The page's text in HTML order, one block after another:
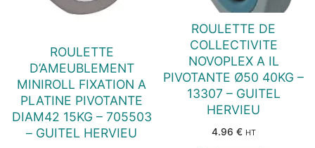
ROULETTE
D’AMEUBLEMENT
MINIROLL FIXATION A
PLATINE PIVOTANTE
DIAM42 15KG – 705503
– GUITEL HERVIEU
ROULETTE DE
COLLECTIVITE
NOVOPLEX A IL
PIVOTANTE Ø50 40KG –
13307 – GUITEL
HERVIEU
4.96 € HT